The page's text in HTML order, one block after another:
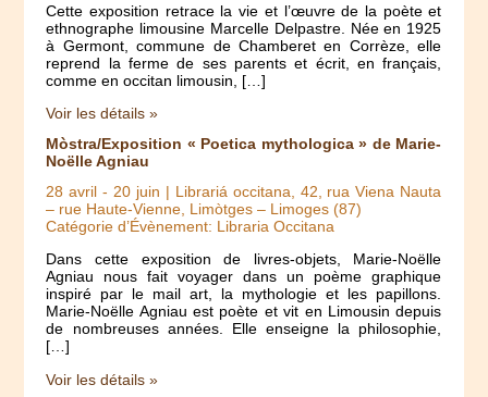
Cette exposition retrace la vie et l’œuvre de la poète et
ethnographe limousine Marcelle Delpastre. Née en 1925
à Germont, commune de Chamberet en Corrèze, elle
reprend la ferme de ses parents et écrit, en français,
comme en occitan limousin, […]
Voir les détails »
Mòstra/Exposition « Poetica mythologica » de Marie-
Noëlle Agniau
28 avril - 20 juin | Librariá occitana, 42, rua Viena Nauta
– rue Haute-Vienne, Limòtges – Limoges (87)
Catégorie d’Évènement: Libraria Occitana
Dans cette exposition de livres-objets, Marie-Noëlle
Agniau nous fait voyager dans un poème graphique
inspiré par le mail art, la mythologie et les papillons.
Marie-Noëlle Agniau est poète et vit en Limousin depuis
de nombreuses années. Elle enseigne la philosophie,
[…]
Voir les détails »